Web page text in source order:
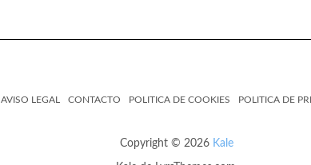
AVISO LEGAL CONTACTO POLITICA DE COOKIES POLITICA DE
Copyright © 2026 Kale